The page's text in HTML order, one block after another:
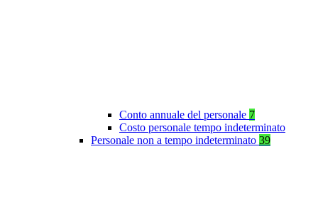
Conto annuale del personale 7
Costo personale tempo indeterminato
Personale non a tempo indeterminato 39